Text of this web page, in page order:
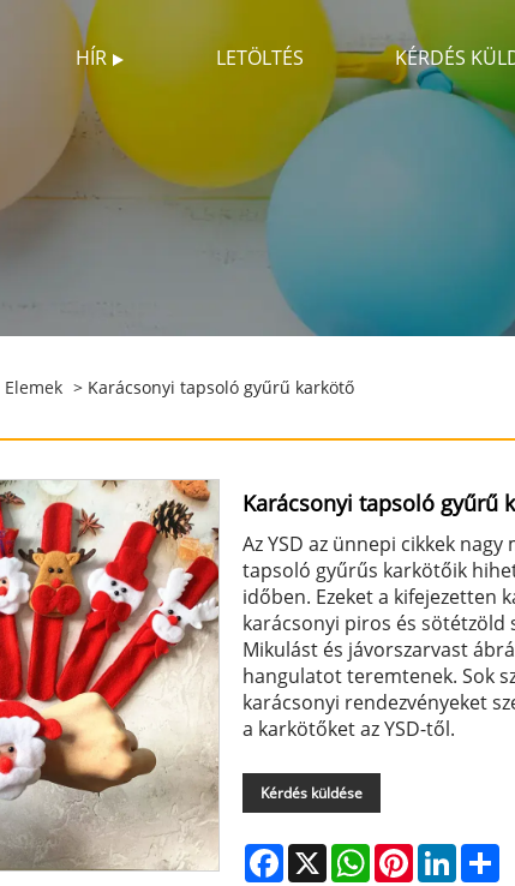
HÍR LETÖLTÉS KÉRDÉS
> Karácsonyi tapsoló gyűrű karkötő
Karácsonyi tapsoló gyűrű
Az YSD az ünnepi cikkek
tapsoló gyűrűs karkötőik
időben. Ezeket a kifejezetten
karácsonyi piros és sötétzöld
Mikulást és jávorszarvast
hangulatot teremtenek. Sok
karácsonyi rendezvényeket
a karkötőket az YSD-től.
Kérdés küldése
Facebook
X WhatsAppPinterestLinkedIn